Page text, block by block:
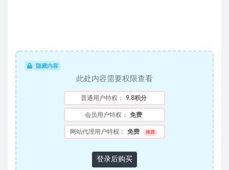
隐藏内容
此处内容需要权限查看
普通用户特权： 9.8积分
会员用户特权： 免费
网站代理用户特权： 免费 推荐
登录后购买